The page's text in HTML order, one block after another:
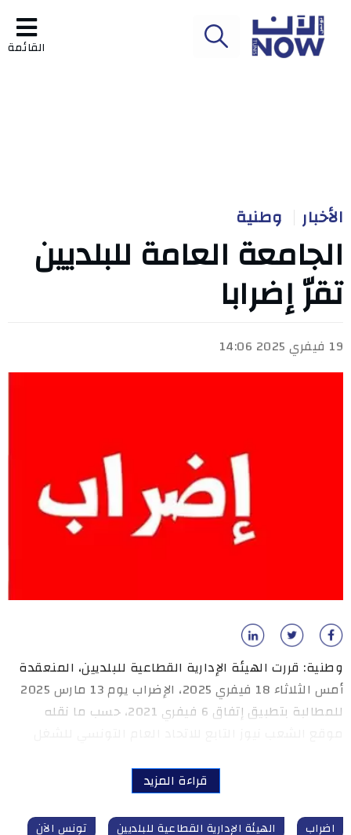
القائمة
الأخبار وطنية
الجامعة العامة للبلديين
تقرّ إضرابا
19 فيفري 2025 14:06
وطنية: قررت الهيئة الإدارية القطاعية للبلديين، المنعقدة
أمس الثلاثاء 18 فيفري 2025، الإضراب يوم 13 مارس 2025
للمطالبة بتطبيق إتفاق 6 فيفري 2021، حسب ما نقله
قراءة المزيد
اضراب الهيئة الإدارية القطاعية للبلديين
تونس الآن